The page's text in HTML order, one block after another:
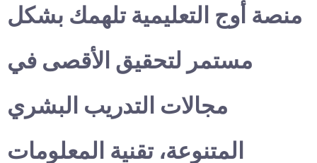
منصة أوج التعليمية تلهمك بشكل
مستمر لتحقيق الأقصى في
مجالات التدريب البشري
المتنوعة، تقنية المعلومات